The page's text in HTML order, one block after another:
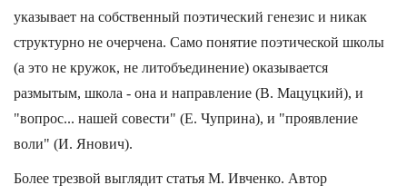
указывает на собственный поэтический генезис и никак
структурно не очерчена. Само понятие поэтической школы
(а это не кружок, не литобъединение) оказывается
размытым, школа - она и направление (В. Мацуцкий), и
"вопрос... нашей совести" (Е. Чуприна), и "проявление
воли" (И. Янович).
Более трезвой выглядит статья М. Ивченко. Автор